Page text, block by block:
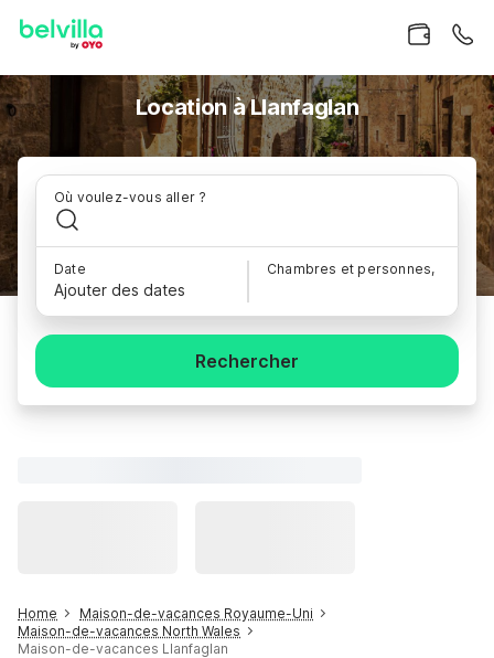
Location à Llanfaglan
Où voulez-vous aller ?
Date
Ajouter des dates
Chambres et personnes,
Rechercher
Home
Maison-de-vacances Royaume-Uni
Maison-de-vacances North Wales
Maison-de-vacances Llanfaglan